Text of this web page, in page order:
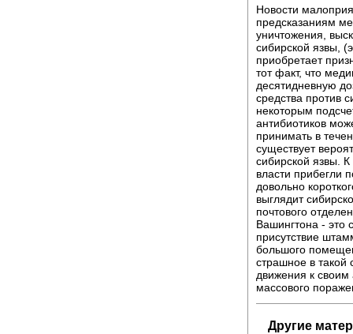
Новости
предсказаниям
уничтожения,
сибирской язвы,
приобретает
тот факт, что
десятидневную
средства против
некоторым
антибиотиков
принимать в
существует
сибирской язвы.
власти прибегли
довольно
выглядит
почтового
Вашингтона - это
присутствие
большого
страшное в такой
движения к
массового
Другие